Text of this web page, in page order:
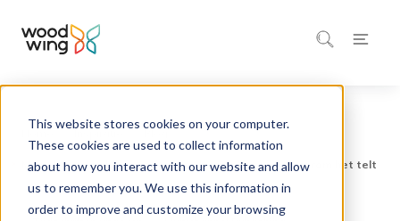
This website stores cookies on your computer.
These cookies are used to collect information
about how you interact with our website and allow
us to remember you. We use this information in
order to improve and customize your browsing